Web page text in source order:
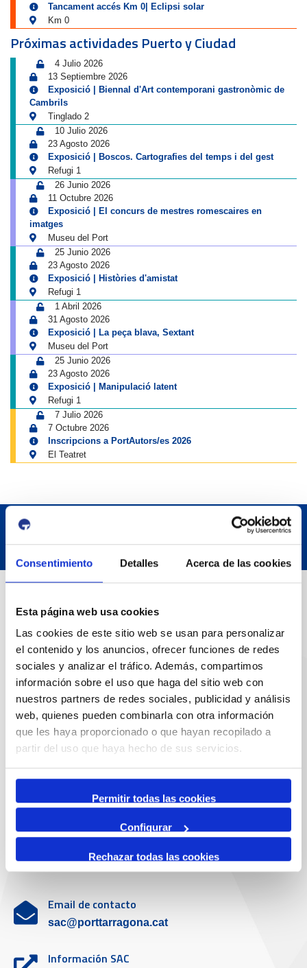
Consentimiento Detalles Acerca de las cookies
Esta página web usa cookies
Las cookies de este sitio web se usan para personalizar
el contenido y los anuncios, ofrecer funciones de redes
sociales y analizar el tráfico. Además, compartimos
información sobre el uso que haga del sitio web con
nuestros partners de redes sociales, publicidad y análisis
web, quienes pueden combinarla con otra información
que les haya proporcionado o que hayan recopilado a
partir del uso que haya hecho de sus servicios.
Permitir todas las cookies
Configurar
Rechazar todas las cookies
Tancament accés Km 0| Eclipsi solar
Km 0
Próximas actividades Puerto y Ciudad
4 Julio 2026
13 Septiembre 2026
Exposició | Biennal d'Art contemporani gastronòmic de
Cambrils
Tinglado 2
10 Julio 2026
23 Agosto 2026
Exposició | Boscos. Cartografies del temps i del gest
Refugi 1
26 Junio 2026
11 Octubre 2026
Exposició | El concurs de mestres romescaires en
imatges
Museu del Port
25 Junio 2026
23 Agosto 2026
Exposició | Històries d'amistat
Refugi 1
1 Abril 2026
31 Agosto 2026
Exposició | La peça blava, Sextant
Museu del Port
25 Junio 2026
23 Agosto 2026
Exposició | Manipulació latent
Refugi 1
7 Julio 2026
7 Octubre 2026
Inscripcions a PortAutors/es 2026
El Teatret
Dirección
Passeig de l'Escullera s/n, 43004 Tarragona
Teléfono de contacto
977 259 400
Emergencias
(+34) 900 229 900
Servicio de atención al cliente
Teléfono de contacto
Email de contacto
sac@porttarragona.cat
Información SAC